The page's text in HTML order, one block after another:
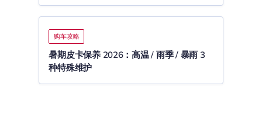
购车攻略
暑期皮卡保养 2026：高温 / 雨季 / 暴雨 3
种特殊维护